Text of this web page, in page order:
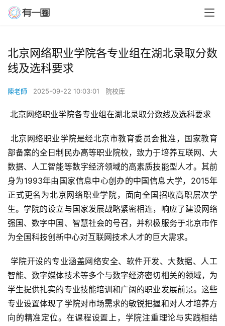
北京网络职业学院各专业组在湖北录取分数
线及选科要求
陳老師 2025-09-22 10:03:01 院校库
北京网络职业学院各专业组在湖北录取分数线及选科要求
部备案的全日制民办高等职业院校，致力于培养互联网、大
数据、人工智能等数字经济领域的高素质技能型人才。其前
身为1993年由国家信息中心创办的中国信息大学，2015年
正式更名为北京网络职业学院，面向全国招收高职层次学
生。学院的设立与国家发展战略紧密相连，响应了建设网络
强国、数字中国、智慧社会的号召，并积极服务于北京市作
为全国科技创新中心对互联网技术人才的巨大需求。
智能、数字媒体技术等多个与数字经济密切相关的领域，为
学生提供扎实的专业技能培训和广阔的职业发展前景。这些
专业设置体现了学院对市场需求的敏锐把握和对人才培养方
向的精准定位。在课程设置上，学院注重理论与实践相结